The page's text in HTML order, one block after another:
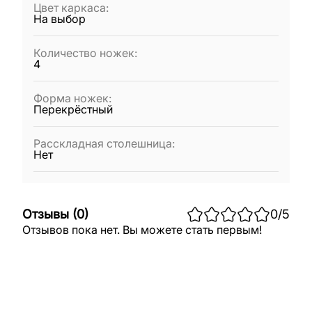
Цвет каркаса:
На выбор
Количество ножек:
4
Форма ножек:
Перекрёстный
Расскладная столешница:
Нет
Отзывы (0) 0/5
Отзывов пока нет. Вы можете стать первым!